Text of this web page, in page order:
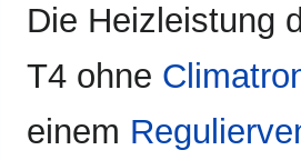
Die Heizleistung
T4 ohne
einem